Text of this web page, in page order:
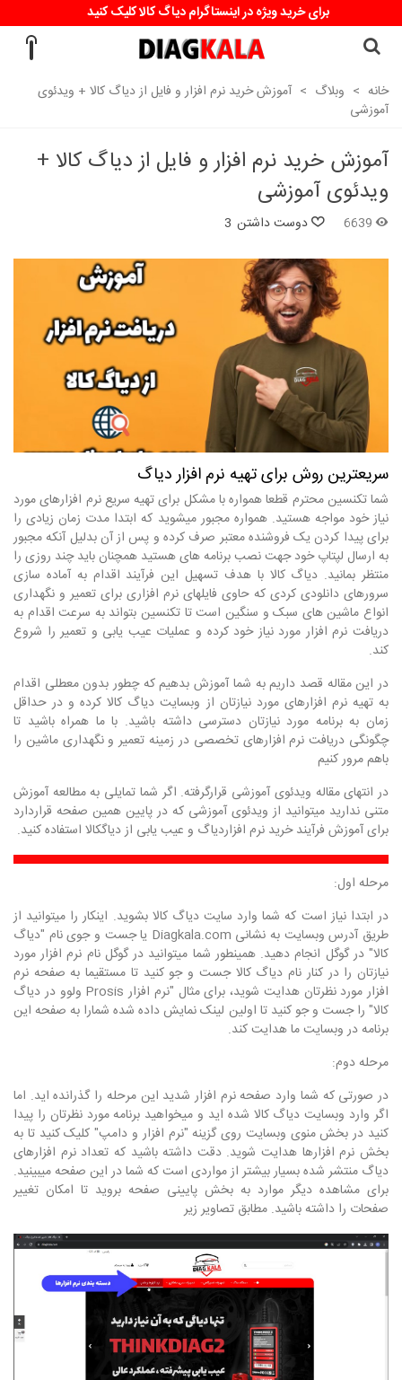
برای خرید ویژه در اینستاگرام دیاگ کالا کلیک کنید
خانه > وبلاگ > آموزش خرید نرم افزار و فایل از دیاگ کالا + ویدئوی
آموزشی
آموزش خرید نرم افزار و فایل از دیاگ کالا +
ویدئوی آموزشی
6639 دوست داشتن 3
سریعترین روش برای تهیه نرم افزار دیاگ
شما تکنسین محترم قطعا همواره با مشکل برای تهیه سریع نرم افزارهای مورد
نیاز خود مواجه هستید. همواره مجبور میشوید که ابتدا مدت زمان زیادی را
برای پیدا کردن یک فروشنده معتبر صرف کرده و پس از آن بدلیل آنکه مجبور
به ارسال لپتاپ خود جهت نصب برنامه های هستید همچنان باید چند روزی را
منتظر بمانید. دیاگ کالا با هدف تسهیل این فرآیند اقدام به آماده سازی
سرورهای دانلودی کردی که حاوی فایلهای نرم افزاری برای تعمیر و نگهداری
انواع ماشین های سبک و سنگین است تا تکنسین بتواند به سرعت اقدام به
دریافت نرم افزار مورد نیاز خود کرده و عملیات عیب یابی و تعمیر را شروع
کند.
در این مقاله قصد داریم به شما آموزش بدهیم که چطور بدون معطلی اقدام
به تهیه نرم افزارهای مورد نیازتان از وبسایت دیاگ کالا کرده و در حداقل
زمان به برنامه مورد نیازتان دسترسی داشته باشید. با ما همراه باشید تا
چگونگی دریافت نرم افزارهای تخصصی در زمینه تعمیر و نگهداری ماشین را
باهم مرور کنیم
در انتهای مقاله ویدئوی آموزشی قرارگرفته. اگر شما تمایلی به مطالعه آموزش
متنی ندارید میتوانید از ویدئوی آموزشی که در پایین همین صفحه قراردارد
برای آموزش فرآیند خرید نرم افزاردیاگ و عیب یابی از دیاگکالا استفاده کنید.
مرحله اول:
در ابتدا نیاز است که شما وارد سایت دیاگ کالا بشوید. اینکار را میتوانید از
طریق آدرس وبسایت به نشانی Diagkala.com یا جست و جوی نام "دیاگ
کالا" در گوگل انجام دهید. همینطور شما میتوانید در گوگل نام نرم افزار مورد
نیازتان را در کنار نام دیاگ کالا جست و جو کنید تا مستقیما به صفحه نرم
افزار مورد نظرتان هدایت شوید، برای مثال "نرم افزار Prosis ولوو در دیاگ
کالا" را جست و جو کنید تا اولین لینک نمایش داده شده شمارا به صفحه این
برنامه در وبسایت ما هدایت کند.
مرحله دوم:
در صورتی که شما وارد صفحه نرم افزار شدید این مرحله را گذرانده اید. اما
اگر وارد وبسایت دیاگ کالا شده اید و میخواهید برنامه مورد نظرتان را پیدا
کنید در بخش منوی وبسایت روی گزینه "نرم افزار و دامپ" کلیک کنید تا به
بخش نرم افزارها هدایت شوید. دقت داشته باشید که تعداد نرم افزارهای
دیاگ منتشر شده بسیار بیشتر از مواردی است که شما در این صفحه میبینید.
برای مشاهده دیگر موارد به بخش پایینی صفحه بروید تا امکان تغییر
صفحات را داشته باشید. مطابق تصاویر زیر